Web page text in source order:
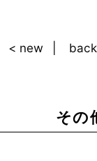
< new
その